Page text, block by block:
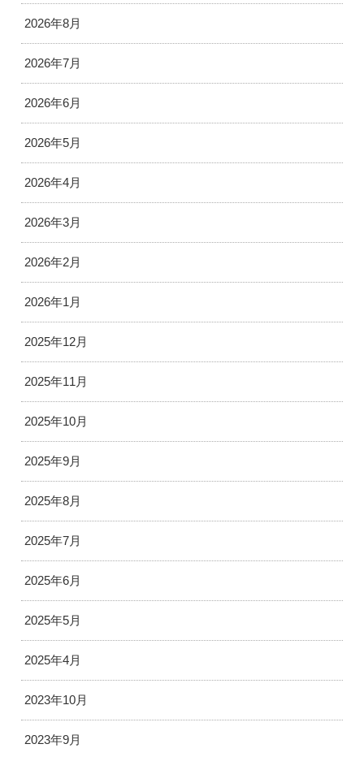
2026年8月
2026年7月
2026年6月
2026年5月
2026年4月
2026年3月
2026年2月
2026年1月
2025年12月
2025年11月
2025年10月
2025年9月
2025年8月
2025年7月
2025年6月
2025年5月
2025年4月
2023年10月
2023年9月